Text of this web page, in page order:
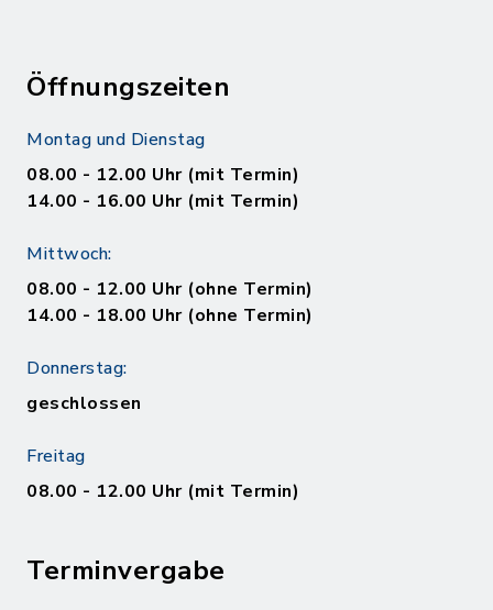
Öffnungszeiten
Montag und Dienstag
08.00 - 12.00 Uhr (mit Termin)
14.00 - 16.00 Uhr (mit Termin)
Mittwoch:
08.00 - 12.00 Uhr (ohne Termin)
14.00 - 18.00 Uhr (ohne Termin)
Donnerstag:
geschlossen
Freitag
08.00 - 12.00 Uhr (mit Termin)
Terminvergabe